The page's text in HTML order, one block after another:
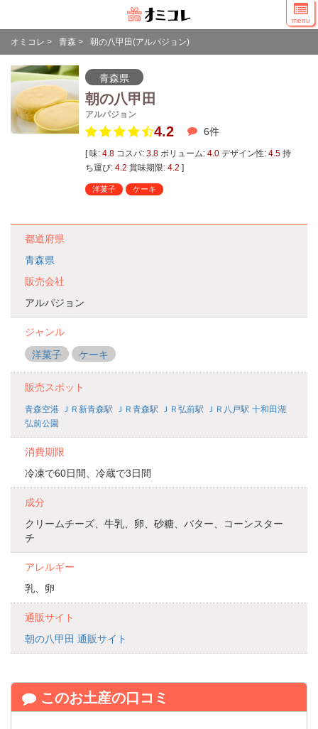
menu
オミコレ > 青森 > 朝の八甲田(アルパジョン)
青森県
朝の八甲田
アルパジョン
4.2 6件
[ 味: 4.8コスパ: 3.8ボリューム: 4.0デザイン性: 4.5持
ち運び: 4.2 賞味期限: 4.2 ]
洋菓子 ケーキ
都道府県
青森県
販売会社
アルパジョン
ジャンル
洋菓子
ケーキ
販売スポット
青森空港 ＪＲ新青森駅 ＪＲ青森駅 ＪＲ弘前駅 ＪＲ八戸駅 十和田湖
弘前公園
消費期限
冷凍で60日間、冷蔵で3日間
成分
クリームチーズ、牛乳、卵、砂糖、バター、コーンスター
チ
アレルギー
乳、卵
通販サイト
朝の八甲田 通販サイト
このお土産の口コミ